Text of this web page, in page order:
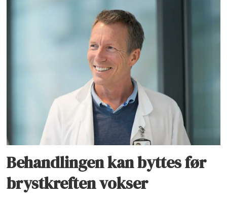
Behandlingen kan byttes før
brystkreften vokser